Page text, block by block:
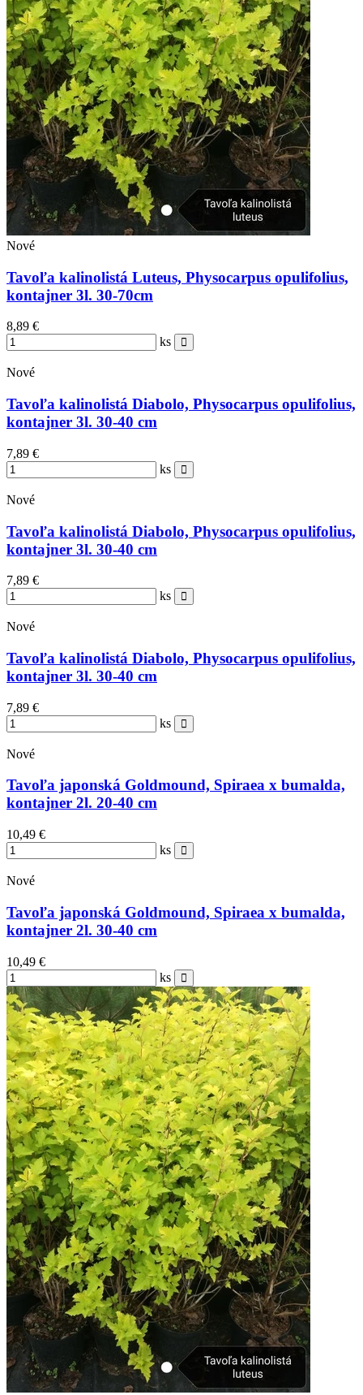
Nové
Tavoľa kalinolistá Luteus, Physocarpus opulifolius,
kontajner 3l. 30-70cm
8,89 €
ks
Nové
Tavoľa kalinolistá Diabolo, Physocarpus opulifolius,
kontajner 3l. 30-40 cm
7,89 €
ks
Nové
Tavoľa kalinolistá Diabolo, Physocarpus opulifolius,
kontajner 3l. 30-40 cm
7,89 €
ks
Nové
Tavoľa kalinolistá Diabolo, Physocarpus opulifolius,
kontajner 3l. 30-40 cm
7,89 €
ks
Nové
Tavoľa japonská Goldmound, Spiraea x bumalda,
kontajner 2l. 20-40 cm
10,49 €
ks
Nové
Tavoľa japonská Goldmound, Spiraea x bumalda,
kontajner 2l. 30-40 cm
10,49 €
ks